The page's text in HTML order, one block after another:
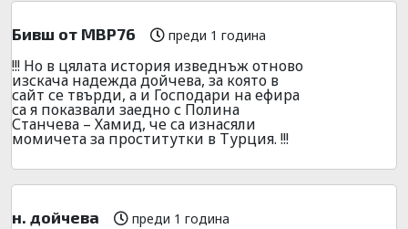
Бивш от МВР76 преди 1 година
!!! Но в цялата история изведнъж отново
изскача надежда дойчева, за която в
сайт се твърди, а и Господари на ефира
са я показвали заедно с Полина
Станчева – Хамид, че са изнасяли
момичета за проститутки в Турция. !!!
н. дойчева преди 1 година